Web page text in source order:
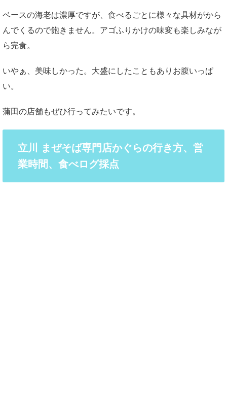
ベースの海老は濃厚ですが、食べるごとに様々な具材がから
んでくるので飽きません。アゴふりかけの味変も楽しみなが
ら完食。
いやぁ、美味しかった。大盛にしたこともありお腹いっぱ
い。
蒲田の店舗もぜひ行ってみたいです。
立川 まぜそば専門店かぐらの行き方、営
業時間、食べログ採点